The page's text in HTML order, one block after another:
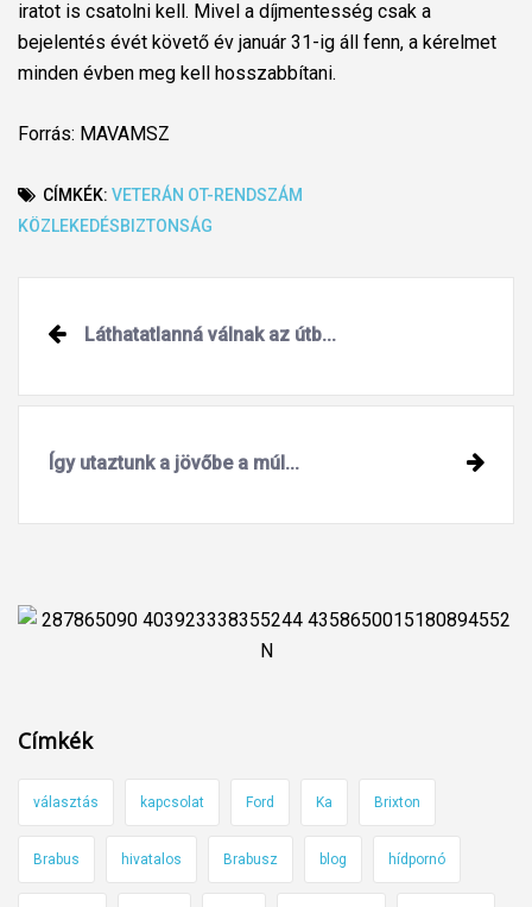
iratot is csatolni kell. Mivel a díjmentesség csak a
bejelentés évét követő év január 31-ig áll fenn, a kérelmet
minden évben meg kell hosszabbítani.
Forrás: MAVAMSZ
CÍMKÉK: VETERÁN OT-RENDSZÁM
KÖZLEKEDÉSBIZTONSÁG
Post
navigation
Láthatatlanná válnak az útb...
Így utaztunk a jövőbe a múl...
Címkék
választás kapcsolat Ford Ka Brixton
Brabus hivatalos Brabusz blog hídpornó